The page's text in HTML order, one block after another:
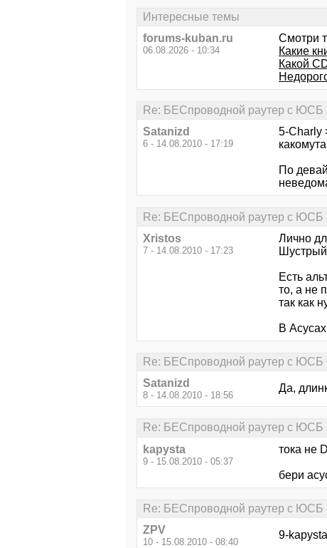
Интересные темы
forums-kuban.ru
06.08.2026 - 10:34
Смотри
Какие
Какой
Re: БЕСпроводной раутер с ЮСБ
Satanizd
6 - 14.08.2010 - 17:19
5-Charly
По
Re: БЕСпроводной раутер с ЮСБ
Xristos
7 - 14.08.2010 - 17:23
Лично
Есть
то, а не
так как
В
Re: БЕСпроводной раутер с ЮСБ
Satanizd
8 - 14.08.2010 - 18:56
Да,
Re: БЕСпроводной раутер с ЮСБ
kapysta
9 - 15.08.2010 - 05:37
тока не
бери
Re: БЕСпроводной раутер с ЮСБ
ZPV
10 - 15.08.2010 - 08:40
9-